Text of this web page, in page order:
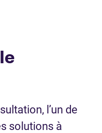
l’un de
solutions à